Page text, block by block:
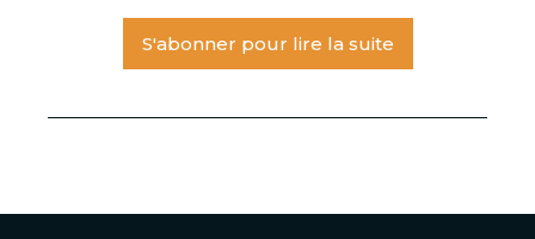
S'abonner pour lire la suite